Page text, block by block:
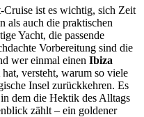
Cruise ist es wichtig, sich Zeit
als auch die praktischen
Yacht, die passende
Vorbereitung sind die
wer einmal einen Ibiza
hat, versteht, warum so viele
Insel zurückkehren. Es
dem die Hektik des Alltags
zählt – ein goldener